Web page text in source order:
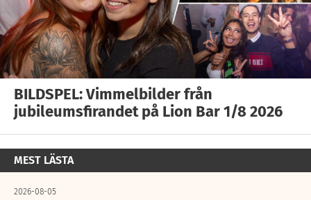
BILDSPEL: Vimmelbilder från
jubileumsfirandet på Lion Bar 1/8 2026
MEST LÄSTA
2026-08-05